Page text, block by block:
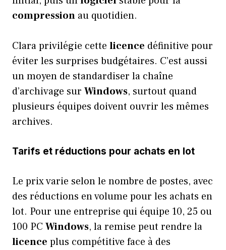
compression au quotidien.
Clara privilégie cette licence définitive pour
éviter les surprises budgétaires. C’est aussi
un moyen de standardiser la chaîne
d’archivage sur Windows, surtout quand
plusieurs équipes doivent ouvrir les mêmes
archives.
Tarifs et réductions pour achats en lot
Le prix varie selon le nombre de postes, avec
des réductions en volume pour les achats en
lot. Pour une entreprise qui équipe 10, 25 ou
100 PC Windows, la remise peut rendre la
licence plus compétitive face à des